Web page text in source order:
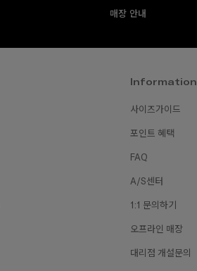
매장 안내
Information
사이즈가이드
포인트 혜택
FAQ
A/S센터
1:1 문의하기
오프라인 매장
대리점 개설문의